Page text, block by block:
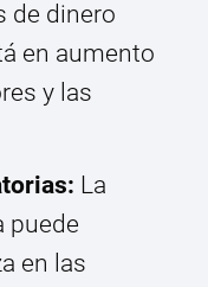
de dinero
en aumento
y las
La
puede
en las